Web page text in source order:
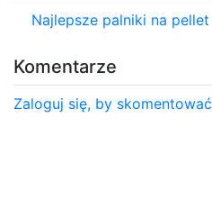
Najlepsze palniki na pellet
Komentarze
Zaloguj się, by skomentować